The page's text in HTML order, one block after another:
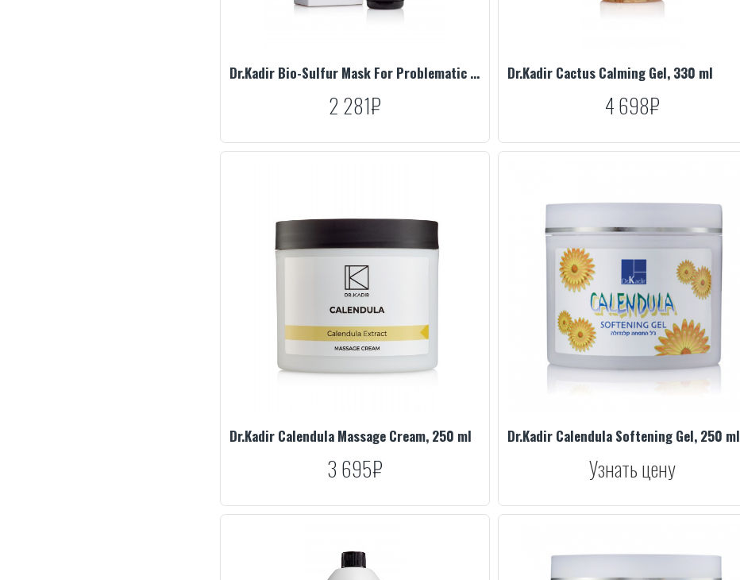
Dr.Kadir Bio-Sulfur Mask For Problematic Skin, 75 ml
2 281₽
Dr.Kadir Cactus Calming Gel, 330 ml
4 698₽
Dr.Kadir Calendula Massage Cream, 250 ml
3 695₽
Dr.Kadir Calendula Softening Gel, 250 ml
Узнать цену